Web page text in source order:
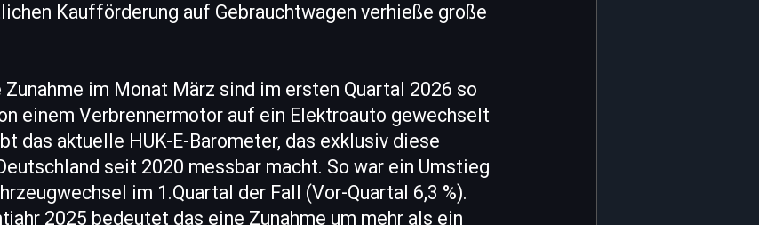
Kaufförderung auf Gebrauchtwagen verhieße große
im Monat März sind im ersten Quartal 2026 so
einem Verbrennermotor auf ein Elektroauto gewechselt
das aktuelle HUK-E-Barometer, das exklusiv diese
seit 2020 messbar macht. So war ein Umstieg
im 1.Quartal der Fall (Vor-Quartal 6,3 %).
2025 bedeutet das eine Zunahme um mehr als ein